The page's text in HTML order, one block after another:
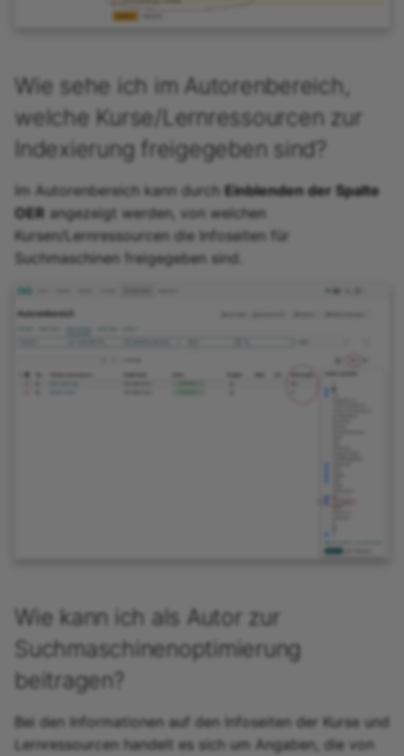
Wie sehe ich im Autorenbereich,
welche Kurse/Lernressourcen zur
Indexierung freigegeben sind?
Im Autorenbereich kann durch Einblenden der Spalte
OER angezeigt werden, von welchen
Kursen/Lernressourcen die Infoseiten für
Suchmaschinen freigegeben sind.
Wie kann ich als Autor zur
Suchmaschinenoptimierung
beitragen?
Bei den Informationen auf den Infoseiten der Kurse und
Lernressourcen handelt es sich um Angaben, die von